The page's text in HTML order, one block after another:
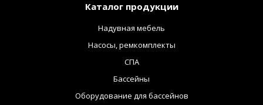
Каталог продукции
Надувная мебель
Насосы, ремкомплекты
СПА
Бассейны
Оборудование для бассейнов